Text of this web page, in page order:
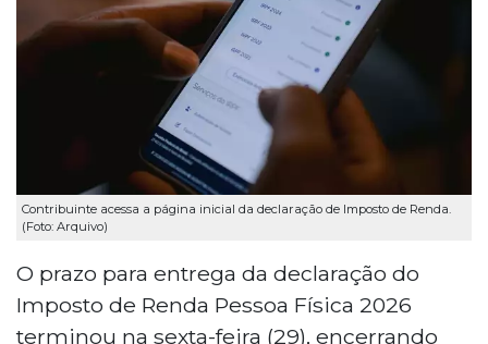
Contribuinte acessa a página inicial da declaração de Imposto de Renda.
(Foto: Arquivo)
O prazo para entrega da declaração do
Imposto de Renda Pessoa Física 2026
terminou na sexta-feira (29), encerrando